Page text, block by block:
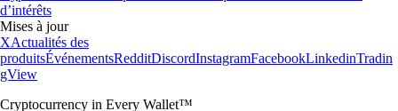
d’intérêts
Mises à jour
XActualités des
produitsÉvénementsRedditDiscordInstagramFacebookLinkedinTradin
gView
Cryptocurrency in Every Wallet™